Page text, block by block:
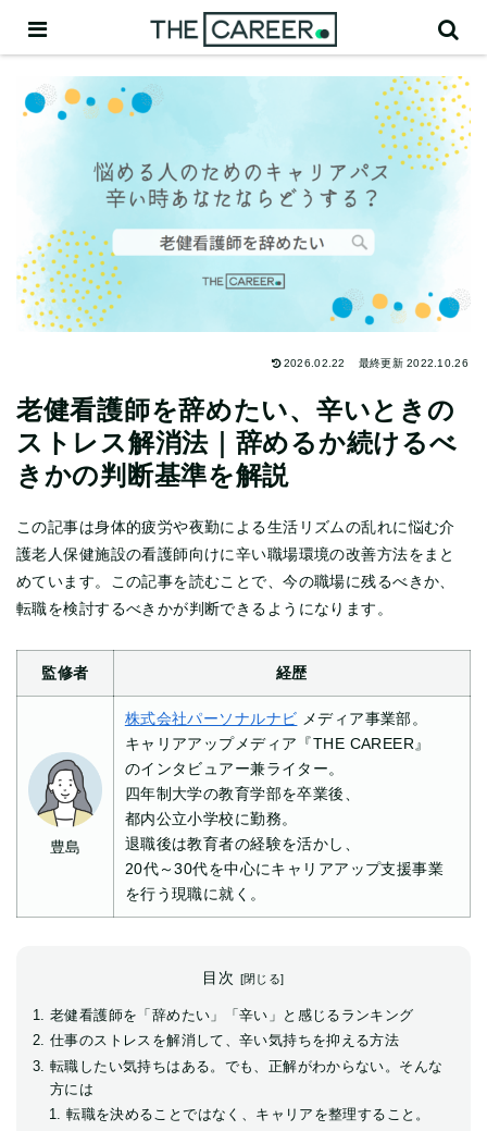
2026.02.22 2022.10.26
老健看護師を辞めたい、辛いときの
ストレス解消法｜辞めるか続けるべ
きかの判断基準を解説
この記事は身体的疲労や夜勤による生活リズムの乱れに悩む介
護老人保健施設の看護師向けに辛い職場環境の改善方法をまと
めています。この記事を読むことで、今の職場に残るべきか、
転職を検討するべきかが判断できるようになります。
監修者 経歴
豊島
株式会社パーソナルナビ メディア事業部。
キャリアアップメディア『THE CAREER』
のインタビュアー兼ライター。
四年制大学の教育学部を卒業後、
都内公立小学校に勤務。
退職後は教育者の経験を活かし、
20代～30代を中心にキャリアアップ支援事業
を行う現職に就く。
目次
老健看護師を「辞めたい」「辛い」と感じるランキング
仕事のストレスを解消して、辛い気持ちを抑える方法
転職したい気持ちはある。でも、正解がわからない。そんな
方には
転職を決めることではなく、キャリアを整理すること。